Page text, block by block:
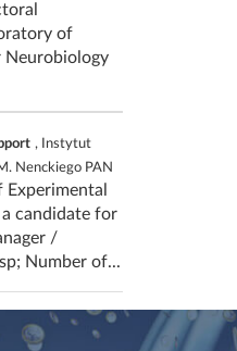
of
Neurobiology
, Instytut
Nenckiego PAN
a candidate for
/
Number of...